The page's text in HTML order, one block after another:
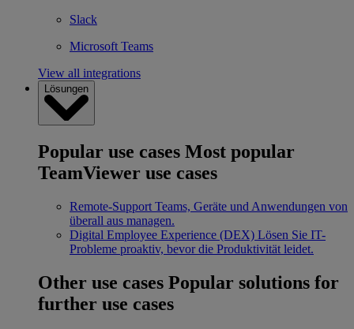
Slack
Microsoft Teams
View all integrations
Lösungen
Popular use cases Most popular
TeamViewer use cases
Remote-Support Teams, Geräte und Anwendungen von
überall aus managen.
Digital Employee Experience (DEX) Lösen Sie IT-
Probleme proaktiv, bevor die Produktivität leidet.
Other use cases Popular solutions for
further use cases